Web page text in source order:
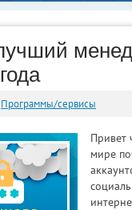
Программы/сервисы
Привет
мире